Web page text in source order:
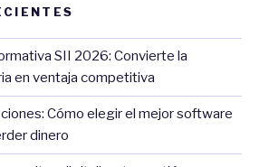
SII 2026: Convierte la
en ventaja competitiva
Cómo elegir el mejor software
dinero